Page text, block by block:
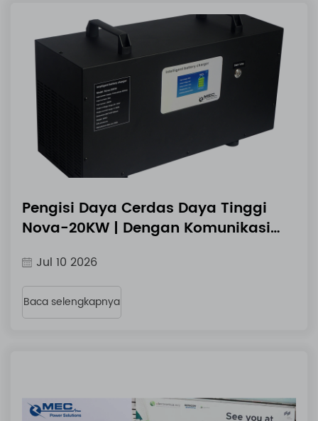
Pengisi Daya Cerdas Daya Tinggi
Nova-20KW | Dengan Komunikasi
Jul 10 2026
Baca selengkapnya